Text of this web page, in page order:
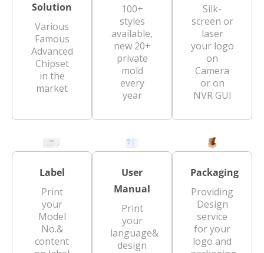
Solution
Various
Famous
Advanced
Chipset
in the
market
100+
styles
available,
new 20+
private
mold
every
year
Silk-
screen or
laser
your logo
on
Camera
or on
NVR GUI
Label
Print
your
Model
No.&
content
User
Manual
Print
your
language&
design
Packaging
Providing
Design
service
for your
logo and